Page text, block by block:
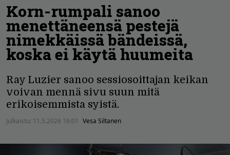
Korn-rumpali sanoo
menettäneensä pestejä
nimekkäissä bändeissä,
koska ei käytä huumeita
Ray Luzier sanoo sessiosoittajan keikan
voivan mennä sivu suun mitä
erikoisemmista syistä.
Julkaistu: 11.5.2026 16:01 Vesa Siltanen